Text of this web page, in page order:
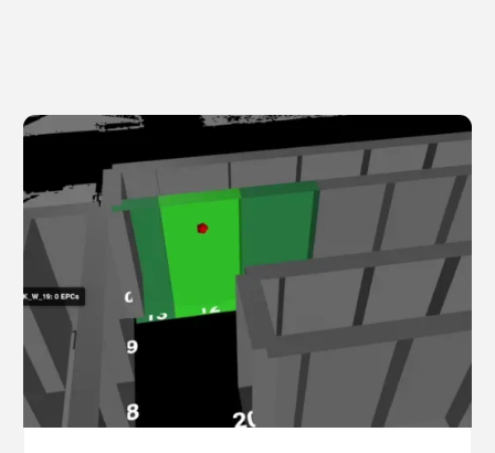
Cómo desbloquean los robots el verdadero potencial
Escáner
Gestión de existencias